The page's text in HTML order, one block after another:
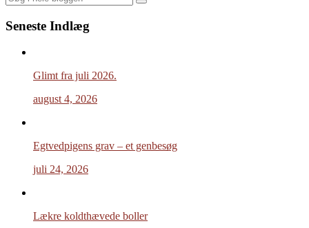
Search
Seneste Indlæg
Glimt fra juli 2026.
august 4, 2026
Egtvedpigens grav – et genbesøg
juli 24, 2026
Lækre koldthævede boller